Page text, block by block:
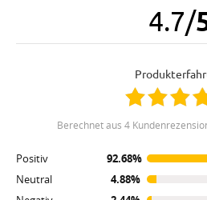
4.7/
berechnet aus 4
Positiv
92.68%
Neutral
4.88%